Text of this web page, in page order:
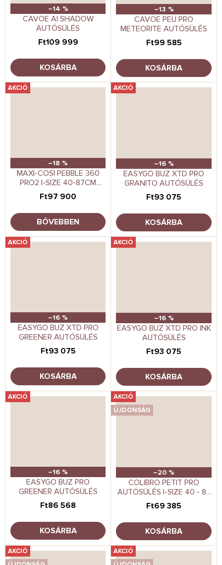
–14 %
CAVOE AI SHADOW
AUTÓSÜLÉS
Ft109 999
KOSÁRBA
–13 %
CAVOE PEU PRO
METEORITE AUTÓSÜLÉS
Ft99 585
KOSÁRBA
AKCIÓ
–18 %
MAXI-COSI PEBBLE 360
PRO2 I-SIZE 40-87CM
HORDOZÓ
Ft97 900
BŐVEBBEN
AKCIÓ
–16 %
EASYGO BUZ XTD PRO
GRANITO AUTÓSÜLÉS
Ft93 075
KOSÁRBA
AKCIÓ
–16 %
EASYGO BUZ XTD PRO
GREENER AUTÓSÜLÉS
Ft93 075
KOSÁRBA
AKCIÓ
–16 %
EASYGO BUZ XTD PRO INK
AUTÓSÜLÉS
Ft93 075
KOSÁRBA
AKCIÓ
–16 %
EASYGO BUZ PRO
GREENER AUTÓSÜLÉS
Ft86 568
KOSÁRBA
AKCIÓ
ÚJDONSÁG
–20 %
COLIBRO PETIT PRO
AUTÓSÜLÉS I-SIZE 40 - 87
CM CAMEL
Ft69 385
KOSÁRBA
AKCIÓ
AKCIÓ